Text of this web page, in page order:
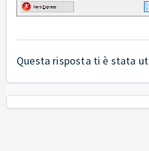
Questa risposta ti è stata